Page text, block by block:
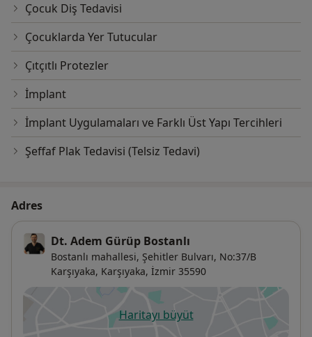
Çocuk Diş Tedavisi
Çocuklarda Yer Tutucular
Çıtçıtlı Protezler
İmplant
İmplant Uygulamaları ve Farklı Üst Yapı Tercihleri
Şeffaf Plak Tedavisi (Telsiz Tedavi)
Adres
Dt. Adem Gürüp Bostanlı
Bostanlı mahallesi, Şehitler Bulvarı, No:37/B
Karşıyaka, Karşıyaka, İzmir 35590
Haritayı büyütyeni bir sekmede açılır